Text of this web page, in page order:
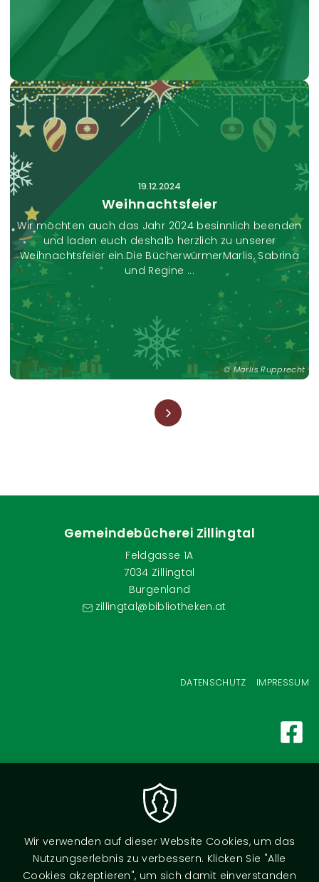
25.01.2025
BÜCHERCAFE / SPIELEABEND
Wir treffen uns auch im neuen Jahr wieder zum
Plaudern und am Abend zu Spielen. Wir freuen uns
darauf auch mal neue Gesichter zu sehen.Kommt
doch doch einfach vorbei! ...
Marlis Rupprecht
19.12.2024
Weihnachtsfeier
Wir möchten auch das Jahr 2024 besinnlich beenden
und laden euch deshalb herzlich zu unserer
Weihnachtsfeier ein.Die BücherwürmerMarlis, Sabrina
und Regine ...
16.11.2024
BÜCHERCAFE mit SPIELEABEND
Hallo meine lieben LeserInnen und NichtleserInnenAm
Samstag den 16.11.2024 hat wieder unser BÜCHERCAFE
geöffnet.Wir starten mit einer gemütlichen Runde bei
Kaffee, Kuchen, kleinen Leckereien und netter
Plauderei.Im Ansch ...
Gemeindebücherei Zillingtal
Feldgasse 1A
7034 Zillingtal
Burgenland
zillingtal@bibliotheken.at
DATENSCHUTZ IMPRESSUM
Wir verwenden auf dieser Website Cookies, um das
Nutzungserlebnis zu verbessern. Klicken Sie "Alle
Cookies akzeptieren", um sich damit einverstanden